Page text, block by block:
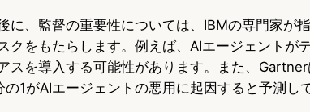
に、監督の重要性については、IBMの専門家が
クをもたらします。例えば、AIエージェントが
スを導入する可能性があります。また、
の1がAIエージェントの悪用に起因すると予測し